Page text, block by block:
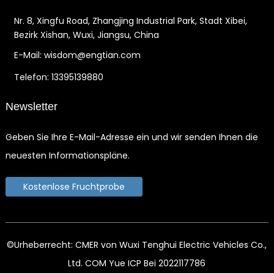
Nr. 8, Xingfu Road, Zhangjing Industrial Park, Stadt Xibei,
Bezirk Xishan, Wuxi, Jiangsu, China
E-Mail: wisdom@engtian.com
Telefon: 13395139880
Newsletter
Geben Sie Ihre E-Mail-Adresse ein und wir senden Ihnen die
neuesten Informationspläne.
Kostenlose Fruchtprobe
©Urheberrecht: CMER von Wuxi Tenghui Electric Vehicles Co.,
Ltd. COM Yue ICP Bei 2022117786